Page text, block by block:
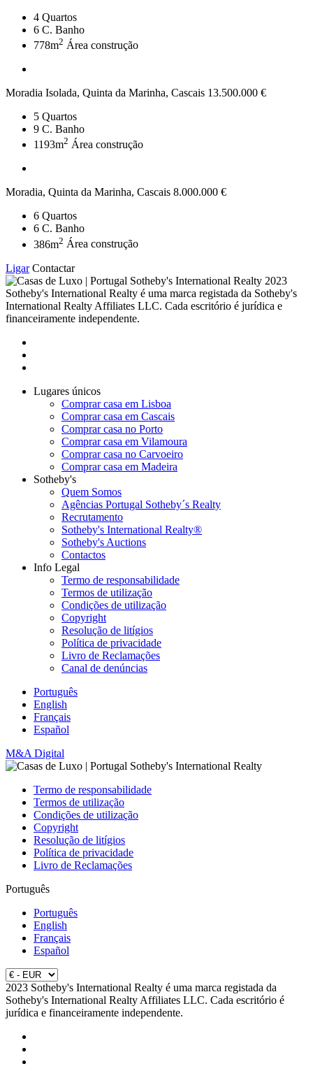
4 Quartos
6 C. Banho
778m2 Área construção
Moradia Isolada, Quinta da Marinha, Cascais 13.500.000 €
5 Quartos
9 C. Banho
1193m2 Área construção
Moradia, Quinta da Marinha, Cascais 8.000.000 €
6 Quartos
6 C. Banho
386m2 Área construção
Ligar Contactar
2023
Sotheby's International Realty é uma marca registada da Sotheby's
International Realty Affiliates LLC. Cada escritório é jurídica e
financeiramente independente.
Lugares únicos
Comprar casa em Lisboa
Comprar casa em Cascais
Comprar casa no Porto
Comprar casa em Vilamoura
Comprar casa no Carvoeiro
Comprar casa em Madeira
Sotheby's
Quem Somos
Agências Portugal Sotheby´s Realty
Recrutamento
Sotheby's International Realty®
Sotheby's Auctions
Contactos
Info Legal
Termo de responsabilidade
Termos de utilização
Condições de utilização
Copyright
Resolução de litígios
Política de privacidade
Livro de Reclamações
Canal de denúncias
Português
English
Français
Español
M&A Digital
Termo de responsabilidade
Termos de utilização
Condições de utilização
Copyright
Resolução de litígios
Política de privacidade
Livro de Reclamações
Português
Português
English
Français
Español
2023 Sotheby's International Realty é uma marca registada da
Sotheby's International Realty Affiliates LLC. Cada escritório é
jurídica e financeiramente independente.